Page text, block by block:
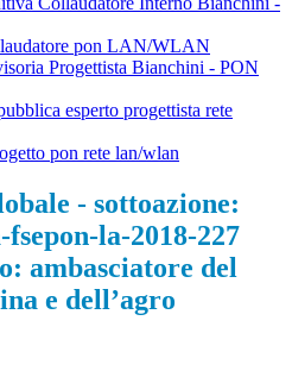
pon LAN/WLAN
Progettista Bianchini - PON
esperto progettista rete
pon rete lan/wlan
- sottoazione:
fsepon-la-2018-227
ambasciatore del
e dell’agro